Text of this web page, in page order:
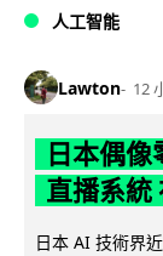
人工智能
Lawton 12
日本偶
直播系統
日本 AI 技術界